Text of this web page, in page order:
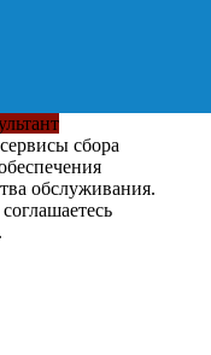
сбора
обслуживания.